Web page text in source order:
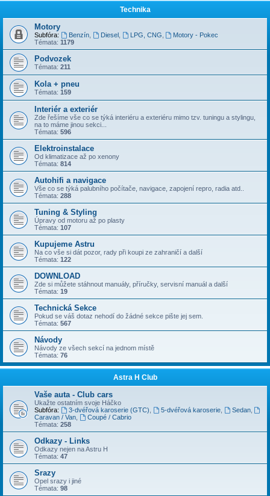
Technika
Motory
Subfóra: Benzín, Diesel, LPG, CNG
Motory - Pokec
Témata: 1179
Podvozek
Témata: 211
Kola + pneu
Témata: 159
Interiér a exteriér
Zde řešíme vše co se týká interiéru a exteriéru mimo tzv. tuningu a stylingu,
na to máme jinou sekci...
Témata: 596
Elektroinstalace
Od klimatizace až po xenony
Témata: 814
Autohifi a navigace
Vše co se týká palubního počítače, navigace, zapojení repro, radia atd..
Témata: 288
Tuning & Styling
Úpravy od motoru až po plasty
Témata: 107
Kupujeme Astru
Na co vše si dát pozor, rady při koupi ze zahraničí a další
Témata: 122
DOWNLOAD
Zde si můžete stáhnout manuály, příručky, servisní manuál a další
Témata: 19
Technická Sekce
Pokud se váš dotaz nehodí do žádné sekce pište jej sem.
Témata: 567
Návody
Návody ze všech sekcí na jednom místě
Témata: 76
Astra H Club
Vaše auta - Club cars
Ukažte ostatním svoje Háčko
Subfóra:
3-dvéřová karoserie (GTC) 5-dvéřová karoserie, Sedan,
Caravan / Van
Coupé / Cabrio
Témata: 258
Odkazy - Links
Odkazy nejen na Astru H
Témata: 47
Srazy
Opel srazy i jiné
Témata: 98